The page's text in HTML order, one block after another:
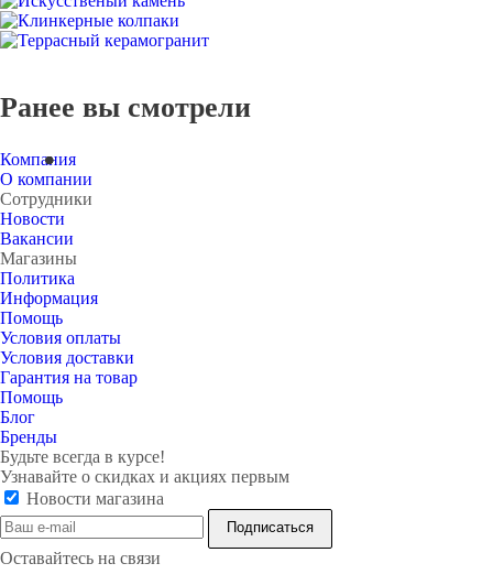
Ранее вы смотрели
Компания
О компании
Сотрудники
Новости
Вакансии
Магазины
Политика
Информация
Помощь
Условия оплаты
Условия доставки
Гарантия на товар
Помощь
Блог
Бренды
Будьте всегда в курсе!
Узнавайте о скидках и акциях первым
Новости магазина
Оставайтесь на связи